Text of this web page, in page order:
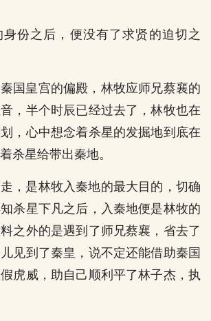
份之后，便没有了求贤的迫切之
国皇宫的偏殿，林牧应师兄蔡襄的
，半个时辰已经过去了，林牧也在
，心中想念着杀星的发掘地到底在
杀星给带出秦地。
，是林牧入秦地的最大目的，切确
杀星下凡之后，入秦地便是林牧的
之外的是遇到了师兄蔡襄，省去了
见到了秦皇，说不定还能借助秦国
虎威，助自己顺利平了林子杰，执